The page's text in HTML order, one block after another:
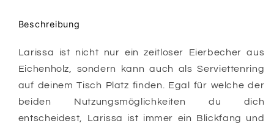
Beschreibung
Larissa ist nicht nur ein zeitloser Eierbecher aus
Eichenholz, sondern kann auch als Serviettenring
auf deinem Tisch Platz finden. Egal für welche der
beiden Nutzungsmöglichkeiten du dich
entscheidest, Larissa ist immer ein Blickfang und